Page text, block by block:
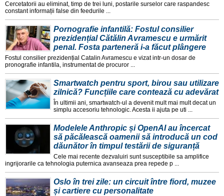
Cercetatorii au eliminat, timp de trei luni, postarile surselor care raspandesc
constant informații false din feedurile ...
Pornografie infantilă: Fostul consilier
prezidențial Cătălin Avramescu e urmărit
penal. Fosta parteneră i-a făcut plângere
Fostul consilier prezidențial Catalin Avramescu e vizat intr-un dosar de
pronografie infantila, instrumentat de procuror ...
Smartwatch pentru sport, birou sau utilizare
zilnică? Funcțiile care contează cu adevărat
În ultimii ani, smartwatch-ul a devenit mult mai mult decat un
simplu accesoriu tehnologic. Acesta ii ajuta pe uti ...
Modelele Anthropic și OpenAI au încercat
să păcălească oamenii să introducă un cod
dăunător în timpul testării de siguranță
Cele mai recente dezvaluiri sunt susceptibile sa amplifice
ingrijorarile ca tehnologia puternica avanseaza prea repede p ...
Oslo în trei zile: un circuit între fiord, muzee
și cartiere cu personalitate